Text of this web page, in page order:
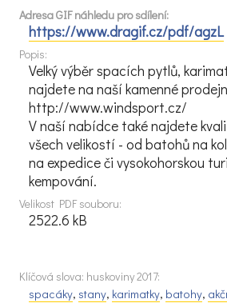
Adresa GIF náhledu pro sdílení:
https://www.dragif.cz/pdf/agzL
Popis:
Velký výběr spacích pytlů,
najdete na naší kamenné
http://www.windsport.cz/
V naší nabídce také najdete
všech velikostí - od batohů na
na expedice či vysokohorskou
kempování.
Velikost PDF souboru:
2522.6 kB
Klíčová slova: huskoviny 2017:
spacáky, stany, karimatky, batohy,